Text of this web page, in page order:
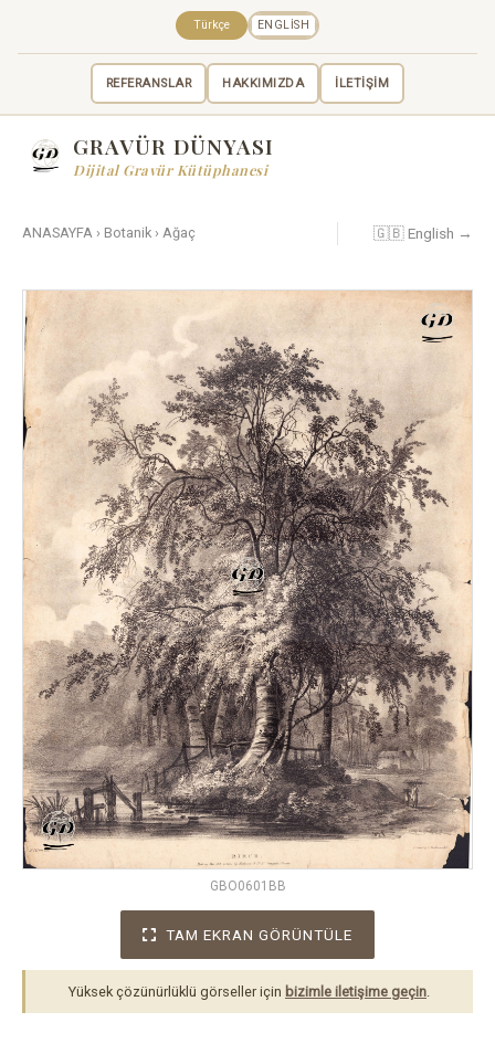
REFERANSLAR HAKKIMIZDA İLETİŞİM
Türkçe ENGLISH
GRAVÜR DÜNYASI
Dijital Gravür Kütüphanesi
ANASAYFA › Botanik › Ağaç 🇬🇧 English →
GBO0601BB
TAM EKRAN GÖRÜNTÜLE
Yüksek çözünürlüklü görseller için bizimle iletişime geçin